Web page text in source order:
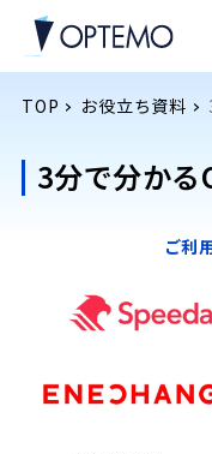
TOP お役立ち資料
3分で分かる
ご利